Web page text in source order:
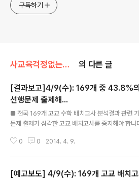
구독하기
사교육걱정없는세상/[보도자료]우덜소식 의 다른 글
[결과보고]4/9(수): 169개 중 43.8%의
선행문제 출제해...
■ 전국 169개 고교 수학 배치고사 분석결과 관련
문제 출제가 심각한 고교 배치고사를 중지해야 합니
출제... □ 사교육걱정없는세상과 국회 교육문화체육
개 등 총 169개교이며, 학교의 종류로는 일반고
0 0 2014. 4. 9.
[예고보도] 4/9(수): 169개 고교 배치고